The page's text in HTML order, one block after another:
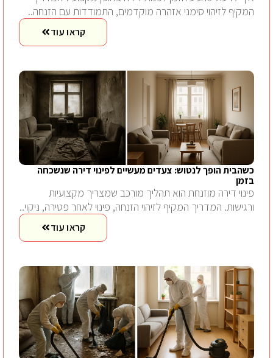
המקיף לזיהוי סימני אזהרה מוקדמים, התמודדות עם הזנחה..
קראו עוד
כשהבית הופך לנטוש: צעדים מעשיים לפינוי דירה שנשכחה
בזמן
פינוי דירה מוזנחת הוא תהליך מורכב שמצריך מקצועיות
ורגישות. המדריך המקיף לזיהוי הזנחה, פינוי לאחר פטירה, ניקוי..
קראו עוד